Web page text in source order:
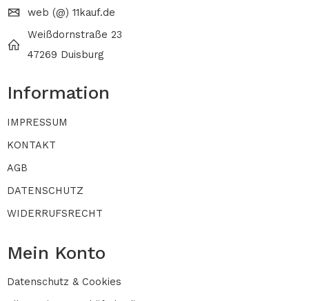
web (@) 11kauf.de
Weißdornstraße 23
47269 Duisburg
Information
IMPRESSUM
KONTAKT
AGB
DATENSCHUTZ
WIDERRUFSRECHT
Mein Konto
Datenschutz & Cookies